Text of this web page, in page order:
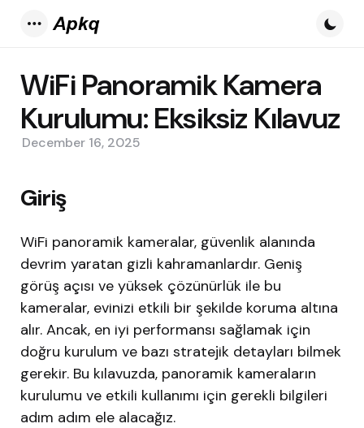
WiFi Panoramik Kamera
Kurulumu: Eksiksiz Kılavuz
December 16, 2025
Giriş
WiFi panoramik kameralar, güvenlik alanında
devrim yaratan gizli kahramanlardır. Geniş
görüş açısı ve yüksek çözünürlük ile bu
kameralar, evinizi etkili bir şekilde koruma altına
alır. Ancak, en iyi performansı sağlamak için
doğru kurulum ve bazı stratejik detayları bilmek
gerekir. Bu kılavuzda, panoramik kameraların
kurulumu ve etkili kullanımı için gerekli bilgileri
adım adım ele alacağız.